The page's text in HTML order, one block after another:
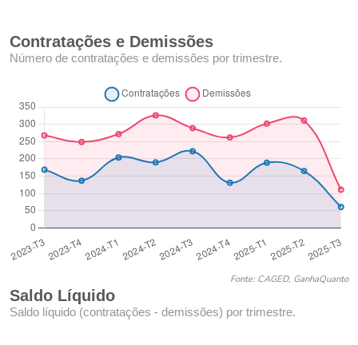
Contratações e Demissões
Número de contratações e demissões por trimestre.
Fonte: CAGED, GanhaQuanto
Saldo Líquido
Saldo líquido (contratações - demissões) por trimestre.